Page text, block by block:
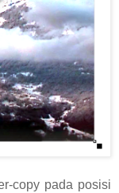
copy pada posisi